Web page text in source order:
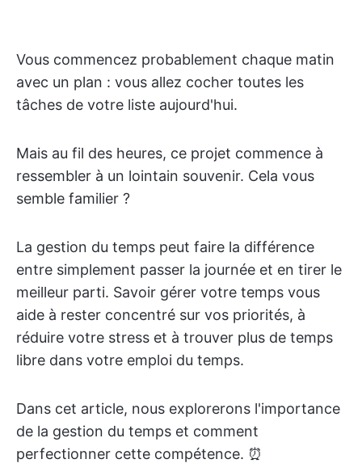
Vous commencez probablement chaque matin
avec un plan : vous allez cocher toutes les
tâches de votre liste aujourd'hui.
Mais au fil des heures, ce projet commence à
ressembler à un lointain souvenir. Cela vous
semble familier ?
La gestion du temps peut faire la différence
entre simplement passer la journée et en tirer le
meilleur parti. Savoir gérer votre temps vous
aide à rester concentré sur vos priorités, à
réduire votre stress et à trouver plus de temps
libre dans votre emploi du temps.
Dans cet article, nous explorerons l'importance
de la gestion du temps et comment
perfectionner cette compétence. ⏰